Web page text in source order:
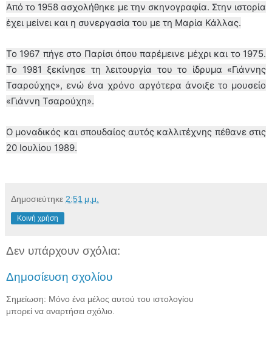
Από το 1958 ασχολήθηκε με την σκηνογραφία. Στην ιστορία
έχει μείνει και η συνεργασία του με τη Μαρία Κάλλας.
Το 1967 πήγε στο Παρίσι όπου παρέμεινε μέχρι και το 1975.
Το 1981 ξεκίνησε τη λειτουργία του το ίδρυμα «Γιάννης
Τσαρούχης», ενώ ένα χρόνο αργότερα άνοιξε το μουσείο
«Γιάννη Τσαρούχη».
Ο μοναδικός και σπουδαίος αυτός καλλιτέχνης πέθανε στις
20 Ιουλίου 1989.
Δημοσιεύτηκε 2:51 μ.μ.
Κοινή χρήση
Δεν υπάρχουν σχόλια:
Δημοσίευση σχολίου
Σημείωση: Μόνο ένα μέλος αυτού του ιστολογίου
μπορεί να αναρτήσει σχόλιο.